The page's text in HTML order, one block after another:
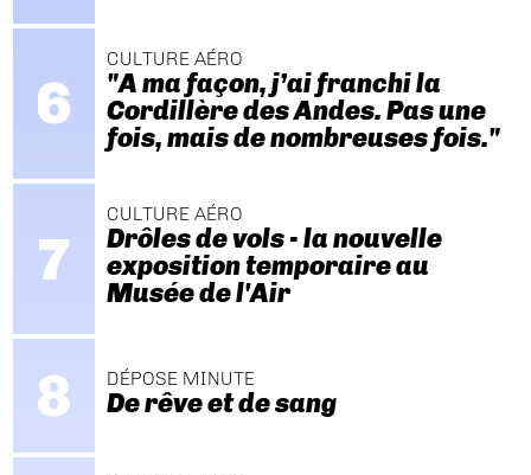
CULTURE AÉRO
"A ma façon, j’ai franchi la
Cordillère des Andes. Pas une
fois, mais de nombreuses fois."
CULTURE AÉRO
Drôles de vols - la nouvelle
exposition temporaire au
Musée de l'Air
DÉPOSE MINUTE
De rêve et de sang